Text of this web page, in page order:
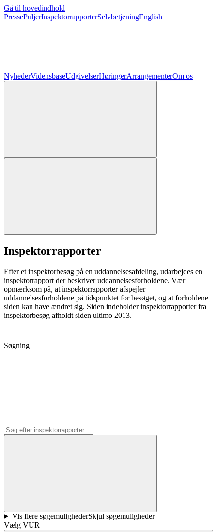
Gå til hovedindhold
PressePuljerInspektorrapporterSelvbetjeningEnglish
NyhederVidensbaseUdgivelserHøringerArrangementerOm os
Inspektorrapporter
Efter et inspektorbesøg på en uddannelsesafdeling, udarbejdes en
inspektorrapport der beskriver uddannelsesforholdene. Vær
opmærksom på, at inspektorrapporter afspejler
uddannelsesforholdene på tidspunktet for besøget, og at forholdene
siden kan have ændret sig. Siden indeholder inspektorrapporter fra
inspektorbesøg afholdt siden ultimo 2013.
Søgning
Vis flere søgemulighederSkjul søgemuligheder
Vælg VUR